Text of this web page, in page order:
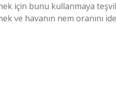
için bunu kullanmaya
ve havanın nem oranını